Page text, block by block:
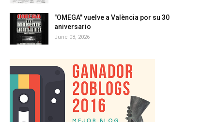
"OMEGA" vuelve a València por su 30
aniversario
June 08, 2026